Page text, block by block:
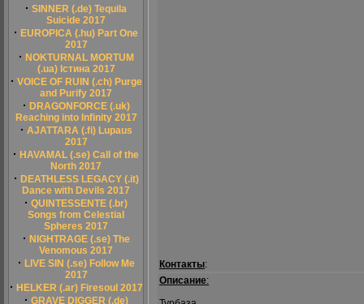
· SINNER (.de) Tequila
Suicide 2017
· EUROPICA (.hu) Part One
2017
· NOKTURNAL MORTUM
(.ua) Істина 2017
· VOICE OF RUIN (.ch) Purge
and Purify 2017
· DRAGONFORCE (.uk)
Reaching into Infinity 2017
· AJATTARA (.fi) Lupaus
2017
· HAVAMAL (.se) Call of the
North 2017
· DEATHLESS LEGACY (.it)
Dance with Devils 2017
· QUINTESSENTE (.br)
Songs from Celestial
Spheres 2017
· NIGHTRAGE (.se) The
Venomous 2017
· LIVE SIN (.se) Follow Me
2017
· HELKER (.ar) Firesoul 2017
· GRAVE DIGGER (.de)
Контакты:
Описание: